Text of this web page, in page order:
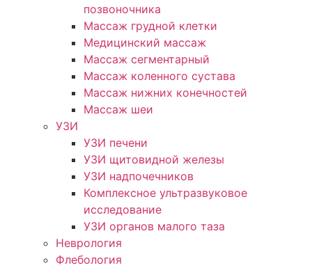
позвоночника
Массаж грудной клетки
Медицинский массаж
Массаж сегментарный
Массаж коленного сустава
Массаж нижних конечностей
Массаж шеи
УЗИ
УЗИ печени
УЗИ щитовидной железы
УЗИ надпочечников
Комплексное ультразвуковое
исследование
УЗИ органов малого таза
Неврология
Флебология